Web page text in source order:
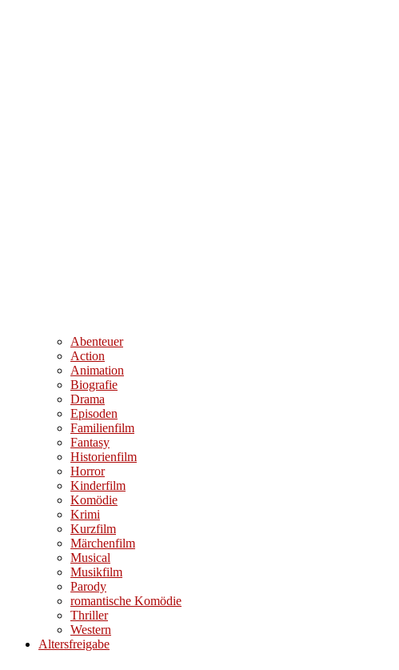
Abenteuer
Action
Animation
Biografie
Drama
Episoden
Familienfilm
Fantasy
Historienfilm
Horror
Kinderfilm
Komödie
Krimi
Kurzfilm
Märchenfilm
Musical
Musikfilm
Parody
romantische Komödie
Thriller
Western
Altersfreigabe